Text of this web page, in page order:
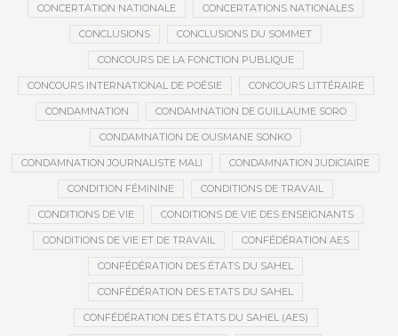
CONCERTATION NATIONALE CONCERTATIONS NATIONALES
CONCLUSIONS CONCLUSIONS DU SOMMET
CONCOURS DE LA FONCTION PUBLIQUE
CONCOURS INTERNATIONAL DE POÉSIE CONCOURS LITTÉRAIRE
CONDAMNATION CONDAMNATION DE GUILLAUME SORO
CONDAMNATION DE OUSMANE SONKO
CONDAMNATION JOURNALISTE MALI CONDAMNATION JUDICIAIRE
CONDITION FÉMININE CONDITIONS DE TRAVAIL
CONDITIONS DE VIE CONDITIONS DE VIE DES ENSEIGNANTS
CONDITIONS DE VIE ET DE TRAVAIL CONFÉDÉRATION AES
CONFÉDÉRATION DES ÉTATS DU SAHEL
CONFÉDÉRATION DES ETATS DU SAHEL
CONFÉDÉRATION DES ÉTATS DU SAHEL (AES)